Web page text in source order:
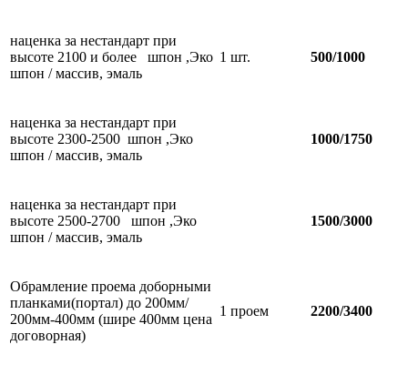
наценка за нестандарт при
высоте 2100 и более шпон ,Эко
шпон / массив, эмаль
1 шт. 500/1000
наценка за нестандарт при
высоте 2300-2500 шпон ,Эко
шпон / массив, эмаль
1000/1750
наценка за нестандарт при
высоте 2500-2700 шпон ,Эко
шпон / массив, эмаль
1500/3000
Обрамление проема доборными
планками(портал) до 200мм/
200мм-400мм (шире 400мм цена
договорная)
1 проем 2200/3400